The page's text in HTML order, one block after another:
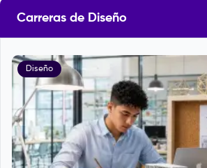
Carreras de Diseño
Diseño